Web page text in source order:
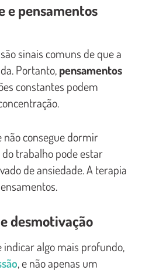
e pensamentos
sinais comuns de que a
Portanto,pensamentos
constantes podem
não consegue dormir
trabalho pode estar
de ansiedade. A terapia
desmotivação
algo mais profundo,
, e não apenas um